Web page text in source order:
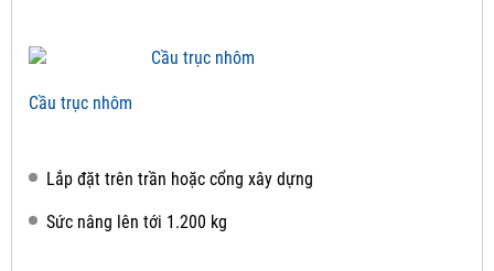
Cầu trục nhôm
Lắp đặt trên trần hoặc cổng xây dựng
Sức nâng lên tới 1.200 kg